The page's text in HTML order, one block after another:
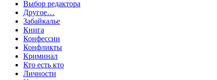
Выбор редактора
Другое…
Забайкалье
Книга
Конфессии
Конфликты
Криминал
Кто есть кто
Личности